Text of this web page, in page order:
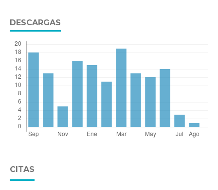
DESCARGAS
CITAS